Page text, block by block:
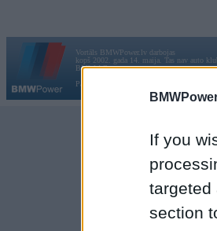
If you
targeted
section
Vortāls BMWPower.lv darbojas
kopš 2002. gada 14. maija. Tas nav auto
BMW AG.
Par BMWPower